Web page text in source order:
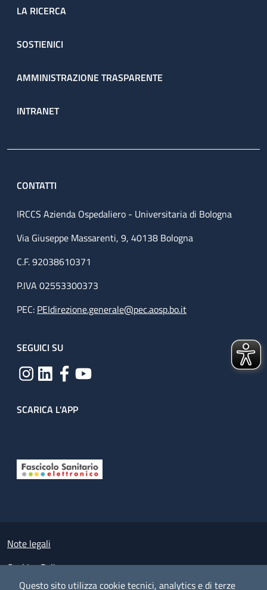
Questo sito utilizza cookie tecnici, analytics e di terze
LA RICERCA
SOSTIENICI
AMMINISTRAZIONE TRASPARENTE
INTRANET
CONTATTI
IRCCS Azienda Ospedaliero - Universitaria di Bologna
Via Giuseppe Massarenti, 9, 40138 Bologna
C.F. 92038610371
P.IVA 02553300373
PEC: PEIdirezione.generale@pec.aosp.bo.it
SEGUICI SU
SCARICA L'APP
Small prints
Note legali
Cookies Policy